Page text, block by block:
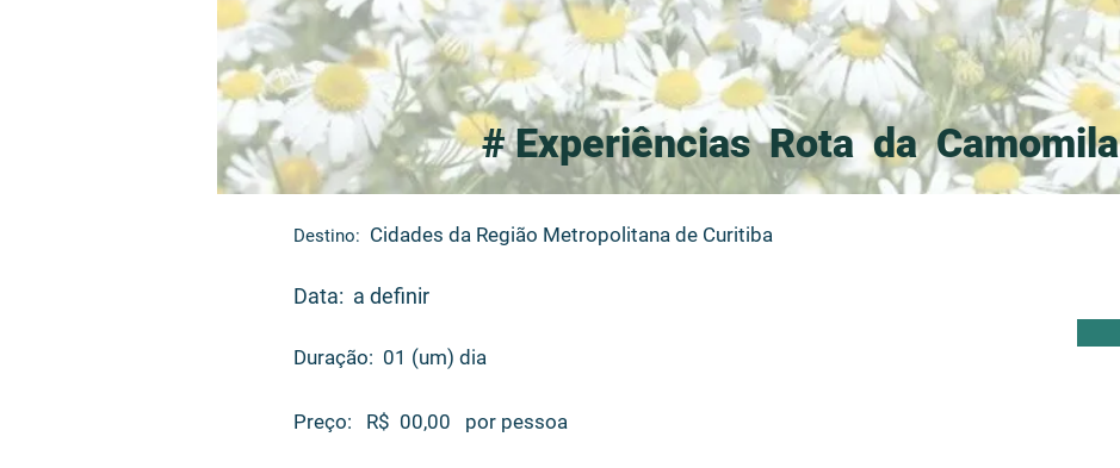
# Experiências Rota da Camomila
Destino: Cidades da Região Metropolitana de Curitiba
Data: a definir
Duração: 01 (um) dia
Preço: R$ 00,00 por pessoa